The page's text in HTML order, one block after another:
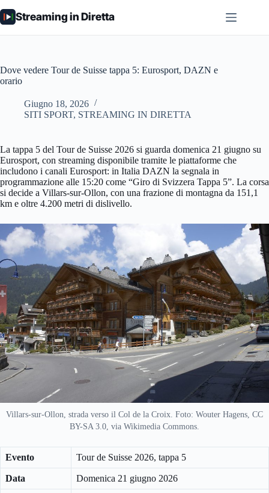
al
contenuto
Streaming in Diretta
Dove vedere Tour de Suisse tappa 5: Eurosport, DAZN e
orario
Giugno 18, 2026
SITI SPORT, STREAMING IN DIRETTA
La tappa 5 del Tour de Suisse 2026 si guarda domenica 21 giugno su
Eurosport, con streaming disponibile tramite le piattaforme che
includono i canali Eurosport: in Italia DAZN la segnala in
programmazione alle 15:20 come “Giro di Svizzera Tappa 5”. La corsa
si decide a Villars-sur-Ollon, con una frazione di montagna da 151,1
km e oltre 4.200 metri di dislivello.
Villars-sur-Ollon, strada verso il Col de la Croix. Foto: Wouter Hagens, CC
BY-SA 3.0, via Wikimedia Commons.
Evento Tour de Suisse 2026, tappa 5
Data Domenica 21 giugno 2026